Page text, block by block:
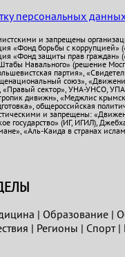
персональных
и запрещены
«Фонд борьбы с коррупцией»
«Фонд защиты прав граждан»
Навального» (решение
партия»,
союз»,
«Правый сектор», УНА-УНСО,
дивижн», «Меджлис
общероссийская
и запрещены:
государство» (ИГ, ИГИЛ),
«Аль-Каида в странах
| Образование|
| Регионы | Спорт|